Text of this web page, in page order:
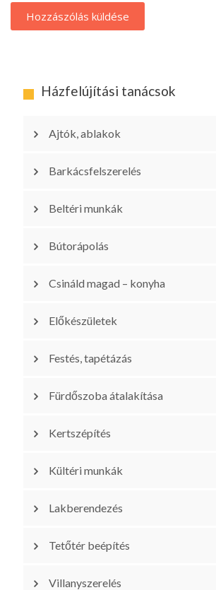
Házfelújítási tanácsok
Ajtók, ablakok
Barkácsfelszerelés
Beltéri munkák
Bútorápolás
Csináld magad – konyha
Előkészületek
Festés, tapétázás
Fürdőszoba átalakítása
Kertszépítés
Kültéri munkák
Lakberendezés
Tetőtér beépítés
Villanyszerelés